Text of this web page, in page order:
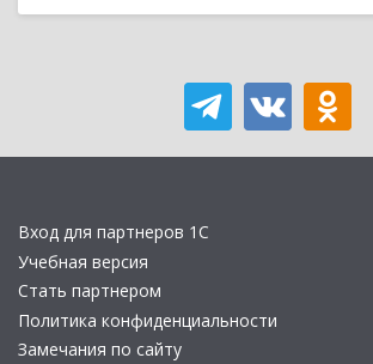
Вход для партнеров 1С
Учебная версия
Стать партнером
Политика конфиденциальности
Замечания по сайту